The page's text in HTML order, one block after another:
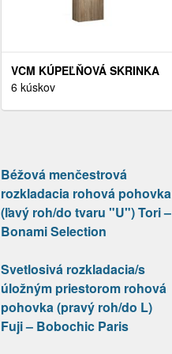
VCM KÚPEĽŇOVÁ SKRINKA
S UMÝVADLOM A
6 kúskov
Béžová menčestrová
rozkladacia rohová pohovka
(ľavý roh/do tvaru "U") Tori –
Bonami Selection
Svetlosivá rozkladacia/s
úložným priestorom rohová
pohovka (pravý roh/do L)
Fuji – Bobochic Paris